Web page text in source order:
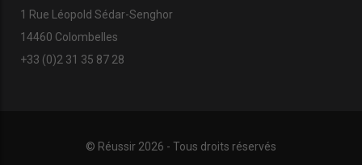
1 Rue Léopold Sédar-Senghor
14460 Colombelles
+33 (0)2 31 35 87 28
© Réussir 2026 - Tous droits réservés